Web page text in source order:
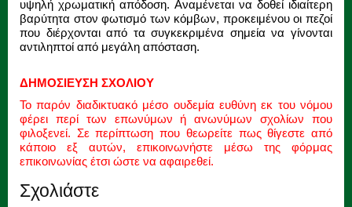
υψηλή χρωματική απόδοση. Αναμένεται να δοθεί ιδιαίτερη
βαρύτητα στον φωτισμό των κόμβων, προκειμένου οι πεζοί
που διέρχονται από τα συγκεκριμένα σημεία να γίνονται
αντιληπτοί από μεγάλη απόσταση.
ΔΗΜΟΣΙΕΥΣΗ ΣΧΟΛΙΟΥ
Το παρόν διαδικτυακό μέσο ουδεμία ευθύνη εκ του νόμου
φέρει περί των επωνύμων ή ανωνύμων σχολίων που
φιλοξενεί. Σε περίπτωση που θεωρείτε πως θίγεστε από
κάποιο εξ αυτών, επικοινωνήστε μέσω της φόρμας
επικοινωνίας έτσι ώστε να αφαιρεθεί.
Σχολιάστε